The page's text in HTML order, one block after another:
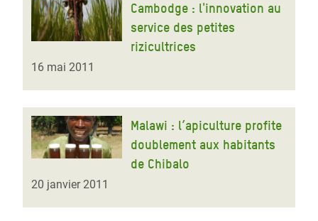
Cambodge : l'innovation au
service des petites
rizicultrices
16 mai 2011
Malawi : l’apiculture profite
doublement aux habitants
de Chibalo
20 janvier 2011